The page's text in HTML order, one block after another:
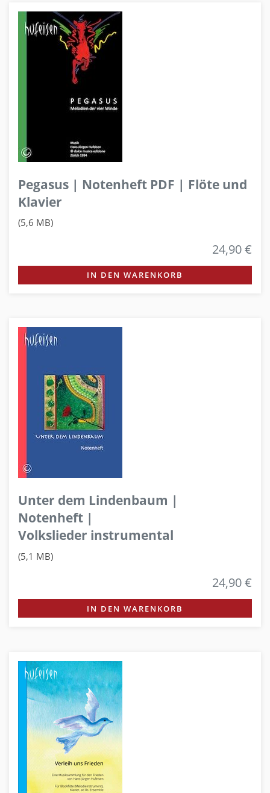
Pegasus | Notenheft PDF | Flöte und
Klavier
(5,6 MB)
24,90 €
IN DEN WARENKORB
Unter dem Lindenbaum |
Notenheft |
Volkslieder instrumental
(5,1 MB)
24,90 €
IN DEN WARENKORB